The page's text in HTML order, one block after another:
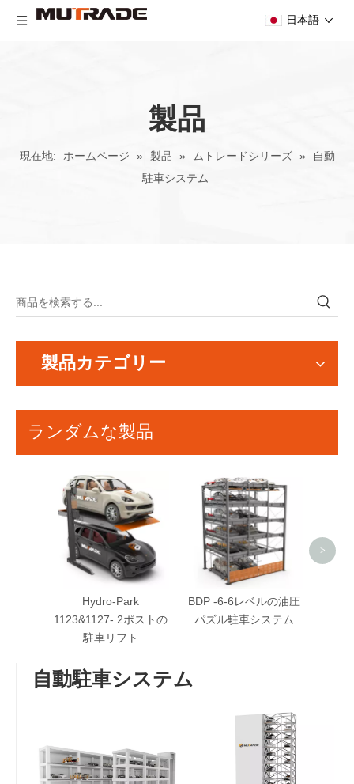
日本語
製品
現在地: ホームページ » 製品 » ムトレードシリーズ »
自動
駐車システム
製品カテゴリー
ランダムな製品
Hydro-Park
1123&1127- 2ポストの
駐車リフト
BDP -6-6レベルの油圧
パズル駐車システム
>
自動駐車システム